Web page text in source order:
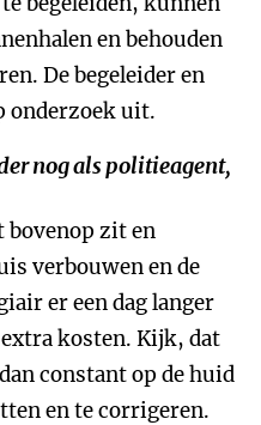
en behouden
De begeleider en
onderzoek uit.
nog als politieagent,
bovenop zit en
verbouwen en de
er een dag langer
kosten. Kijk, dat
constant op de huid
en te corrigeren.